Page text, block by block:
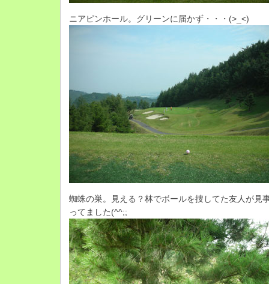
ニアピンホール。グリーンに届かず・・・(>_<)
蜘蛛の巣。見える？林でボールを捜してた友人が見
ってました(^^;;